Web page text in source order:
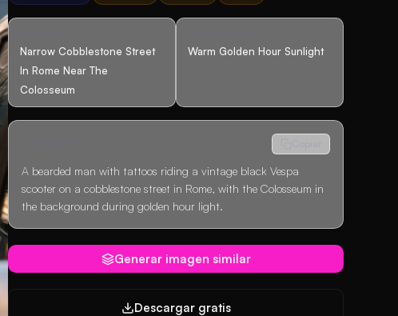
Narrow Cobblestone Street
In Rome Near The
Colosseum
Warm Golden Hour Sunlight
A bearded man with tattoos riding a vintage black Vespa
scooter on a cobblestone street in Rome, with the Colosseum in
the background during golden hour light.
Generar imagen similar
Descargar gratis